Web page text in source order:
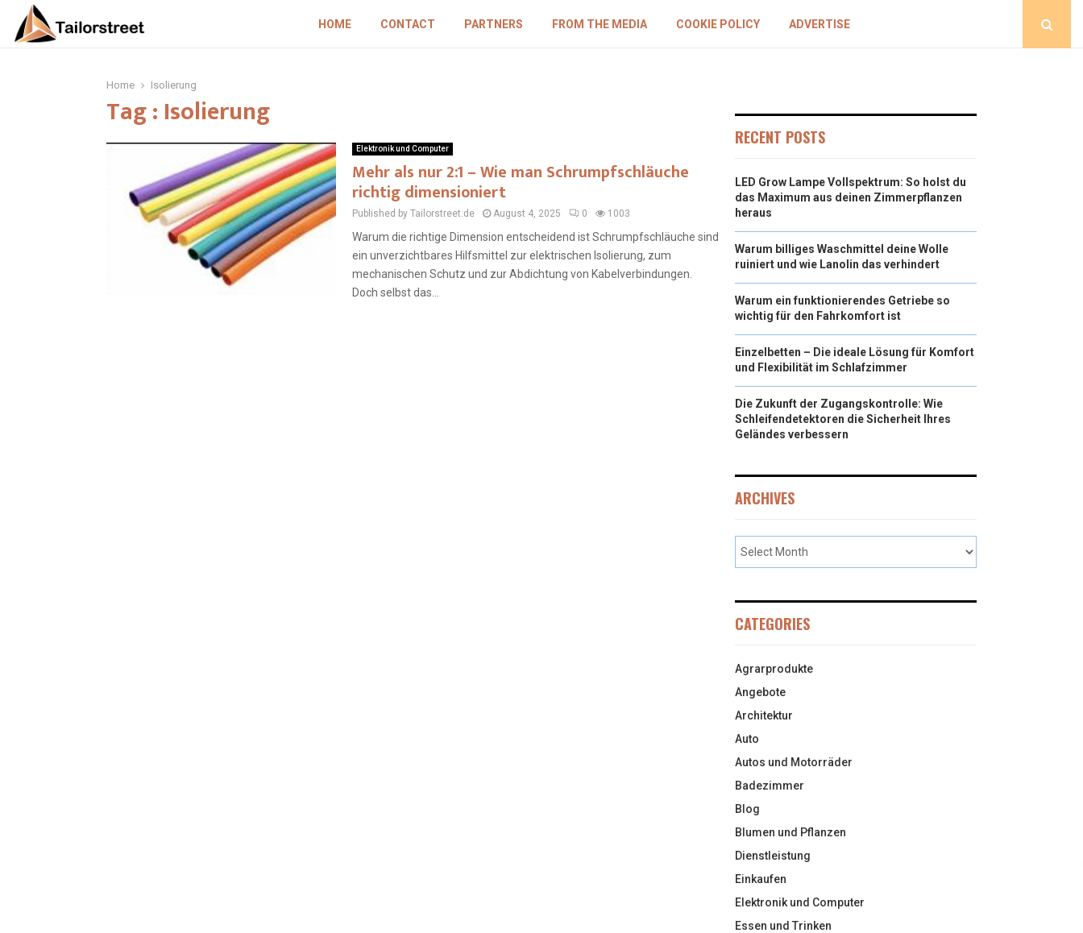
HOME CONTACT PARTNERS FROM THE MEDIA COOKIE POLICY ADVERTISE
Home Isolierung
Tag : Isolierung
Elektronik und Computer
Mehr als nur 2:1 – Wie man Schrumpfschläuche
richtig dimensioniert
Published by Tailorstreet.de August 4, 2025 0 1003
Warum die richtige Dimension entscheidend ist Schrumpfschläuche sind
ein unverzichtbares Hilfsmittel zur elektrischen Isolierung, zum
mechanischen Schutz und zur Abdichtung von Kabelverbindungen.
Doch selbst das...
RECENT POSTS
LED Grow Lampe Vollspektrum: So holst du
das Maximum aus deinen Zimmerpflanzen
heraus
Warum billiges Waschmittel deine Wolle
ruiniert und wie Lanolin das verhindert
Warum ein funktionierendes Getriebe so
wichtig für den Fahrkomfort ist
Einzelbetten – Die ideale Lösung für Komfort
und Flexibilität im Schlafzimmer
Die Zukunft der Zugangskontrolle: Wie
Schleifendetektoren die Sicherheit Ihres
Geländes verbessern
ARCHIVES
CATEGORIES
Agrarprodukte
Angebote
Architektur
Auto
Autos und Motorräder
Badezimmer
Blog
Blumen und Pflanzen
Dienstleistung
Einkaufen
Elektronik und Computer
Essen und Trinken